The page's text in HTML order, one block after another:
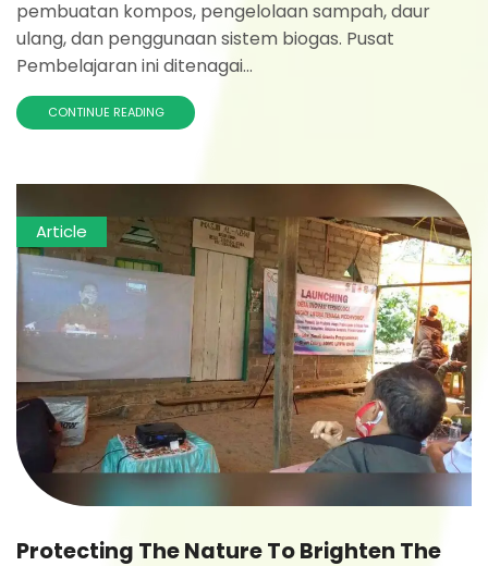
pembuatan kompos, pengelolaan sampah, daur
ulang, dan penggunaan sistem biogas. Pusat
Pembelajaran ini ditenagai...
CONTINUE READING
Article
Protecting The Nature To Brighten The